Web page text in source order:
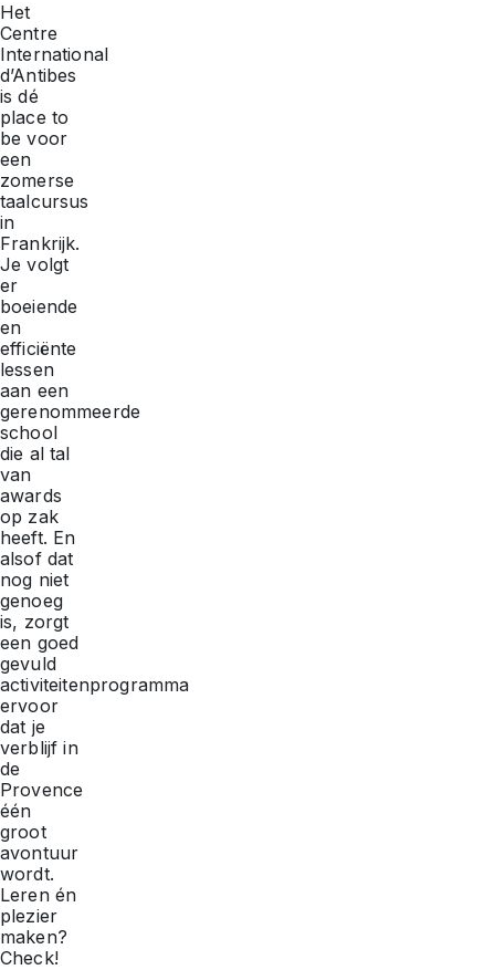
Het
Centre
International
d’Antibes
is dé
place to
be voor
een
zomerse
taalcursus
in
Frankrijk.
Je volgt
er
boeiende
en
efficiënte
lessen
aan een
gerenommeerde
school
die al tal
van
awards
op zak
heeft. En
alsof dat
nog niet
genoeg
is, zorgt
een goed
gevuld
activiteitenprogramma
ervoor
dat je
verblijf in
de
Provence
één
groot
avontuur
wordt.
Leren én
plezier
maken?
Check!